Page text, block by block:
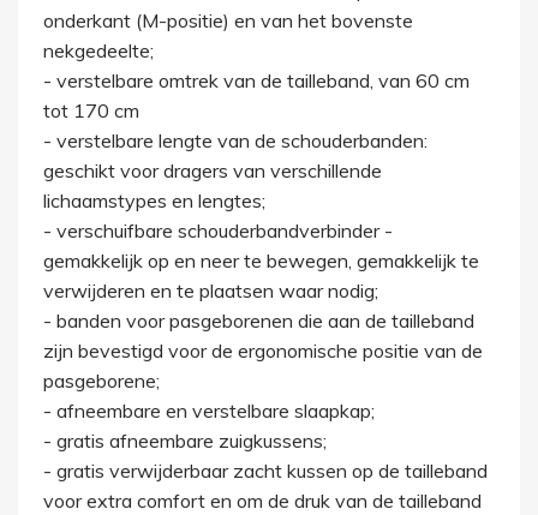
onderkant (M-positie) en van het bovenste
nekgedeelte;
- verstelbare omtrek van de tailleband, van 60 cm
tot 170 cm
- verstelbare lengte van de schouderbanden:
geschikt voor dragers van verschillende
lichaamstypes en lengtes;
- verschuifbare schouderbandverbinder -
gemakkelijk op en neer te bewegen, gemakkelijk te
verwijderen en te plaatsen waar nodig;
- banden voor pasgeborenen die aan de tailleband
zijn bevestigd voor de ergonomische positie van de
pasgeborene;
- afneembare en verstelbare slaapkap;
- gratis afneembare zuigkussens;
- gratis verwijderbaar zacht kussen op de tailleband
voor extra comfort en om de druk van de tailleband